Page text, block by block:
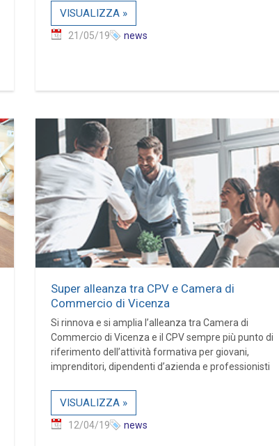
VISUALIZZA »
21/05/19 news
Super alleanza tra CPV e Camera di
Commercio di Vicenza
Si rinnova e si amplia l’alleanza tra Camera di
Commercio di Vicenza e il CPV sempre più punto di
riferimento dell’attività formativa per giovani,
imprenditori, dipendenti d’azienda e professionisti
VISUALIZZA »
12/04/19 news